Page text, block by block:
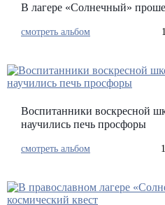
В лагере «Солнечный»
смотреть альбом
Воспитанники воскресной
научились печь просфоры
смотреть альбом